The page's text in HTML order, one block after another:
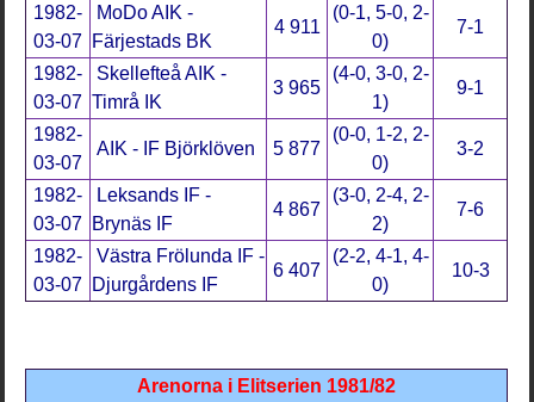
1982-
03-07
MoDo AIK -
Färjestads BK
4 911
(0-1, 5-0, 2-
0)
7-1
1982-
03-07
Skellefteå AIK -
Timrå IK
3 965
(4-0, 3-0, 2-
1)
9-1
1982-
03-07
AIK - IF Björklöven 5 877
(0-0, 1-2, 2-
0)
3-2
1982-
03-07
Leksands IF -
Brynäs IF
4 867
(3-0, 2-4, 2-
2)
7-6
1982-
03-07
Västra Frölunda IF -
Djurgårdens IF
6 407
(2-2, 4-1, 4-
0)
10-3
Arenorna i Elitserien 1981/82